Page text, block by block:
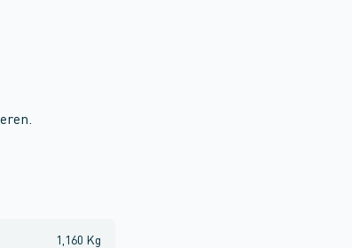
1,160 Kg